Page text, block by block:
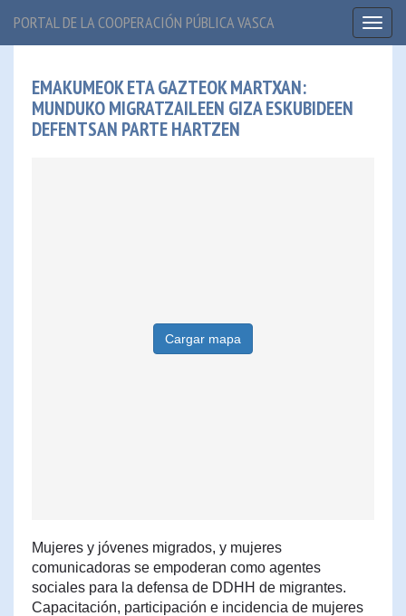
PORTAL DE LA COOPERACIÓN PÚBLICA VASCA
EMAKUMEOK ETA GAZTEOK MARTXAN:
MUNDUKO MIGRATZAILEEN GIZA ESKUBIDEEN
DEFENTSAN PARTE HARTZEN
Cargar mapa
Mujeres y jóvenes migrados, y mujeres
comunicadoras se empoderan como agentes
sociales para la defensa de DDHH de migrantes.
Capacitación, participación e incidencia de mujeres